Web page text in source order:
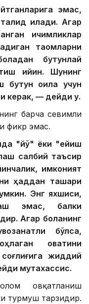
эмас,
қилади. Агар
ичимликлар
таомларни
бутунлай
қийин. Шунинг
бутун оила учун
керак, — дейди у.
барча севимли
фикр эмас.
"йўқ" ёки "ейиш
салбий таъсир
имконият
ҳаддан ташқари
Энг яхшиси,
эмас, балки
Агар боланинг
бўлса,
овқатини
жиддий
мутахассис.
овқатланиш
турмуш тарзидир.